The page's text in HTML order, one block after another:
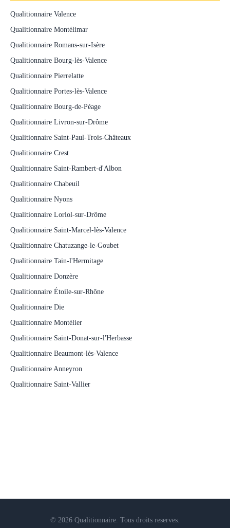
Qualitionnaire Valence
Qualitionnaire Montélimar
Qualitionnaire Romans-sur-Isère
Qualitionnaire Bourg-lès-Valence
Qualitionnaire Pierrelatte
Qualitionnaire Portes-lès-Valence
Qualitionnaire Bourg-de-Péage
Qualitionnaire Livron-sur-Drôme
Qualitionnaire Saint-Paul-Trois-Châteaux
Qualitionnaire Crest
Qualitionnaire Saint-Rambert-d'Albon
Qualitionnaire Chabeuil
Qualitionnaire Nyons
Qualitionnaire Loriol-sur-Drôme
Qualitionnaire Saint-Marcel-lès-Valence
Qualitionnaire Chatuzange-le-Goubet
Qualitionnaire Tain-l'Hermitage
Qualitionnaire Donzère
Qualitionnaire Étoile-sur-Rhône
Qualitionnaire Die
Qualitionnaire Montélier
Qualitionnaire Saint-Donat-sur-l'Herbasse
Qualitionnaire Beaumont-lès-Valence
Qualitionnaire Anneyron
Qualitionnaire Saint-Vallier
© 2026 Qualitionnaire. Tous droits reserves.